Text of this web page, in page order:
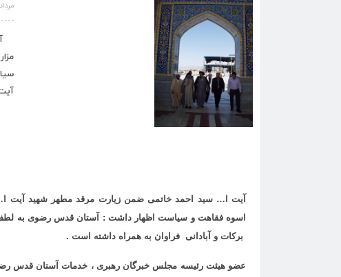
مرداد ۲۲,
آیت ا… سید احمد خاتمی ضمن زیارت مرقد مطهر شهید آیت
اسوه فقاهت و سیاست اظهار داشت : آستان قدس رضوی به
برکات و آبادانی فراوان به همراه داشته است .
عضو هیئت رئیسه مجلس خبرگان رهبری ، خدمات آستان قدس